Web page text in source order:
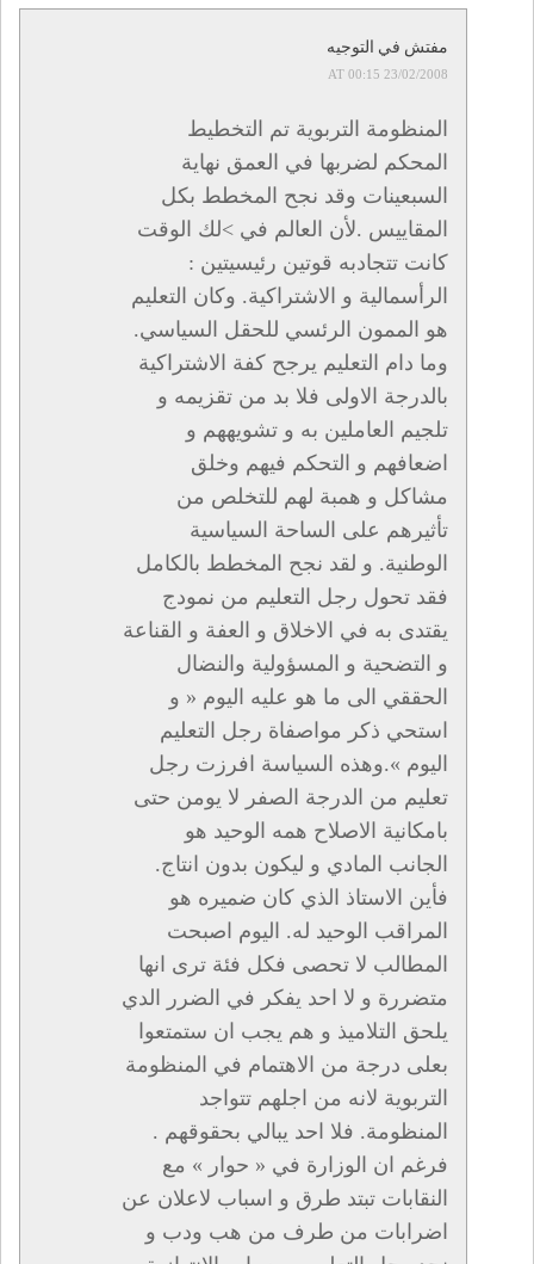
مفتش في التوجيه
23/02/2008 AT 00:15
المنظومة التربوية تم التخطيط
المحكم لضربها في العمق نهاية
السبعينات وقد نجح المخطط بكل
المقاييس .لأن العالم في >لك الوقت
كانت تتجادبه قوتين رئيسيتين :
الرأسمالية و الاشتراكية. وكان التعليم
هو الممون الرئسي للحقل السياسي.
وما دام التعليم يرجح كفة الاشتراكية
بالدرجة الاولى فلا بد من تقزيمه و
تلجيم العاملين به و تشويههم و
اضعافهم و التحكم فيهم وخلق
مشاكل و همبة لهم للتخلص من
تأثيرهم على الساحة السياسية
الوطنية. و لقد نجح المخطط بالكامل
فقد تحول رجل التعليم من نمودج
يقتدى به في الاخلاق و العفة و القناعة
و التضحية و المسؤولية والنضال
الحققي الى ما هو عليه اليوم « و
استحي ذكر مواصفاة رجل التعليم
اليوم ».وهذه السياسة افرزت رجل
تعليم من الدرجة الصفر لا يومن حتى
بامكانية الاصلاح همه الوحيد هو
الجانب المادي و ليكون بدون انتاج.
فأين الاستاذ الذي كان ضميره هو
المراقب الوحيد له. اليوم اصبحت
المطالب لا تحصى فكل فئة ترى انها
متضررة و لا احد يفكر في الضرر الدي
يلحق التلاميذ و هم يجب ان ستمتعوا
بعلى درجة من الاهتمام في المنظومة
التربوية لانه من اجلهم تتواجد
المنظومة. فلا احد يبالي بحقوقهم .
فرغم ان الوزارة في « حوار » مع
النقابات تبتد طرق و اسباب لاعلان عن
اضرابات من طرف من هب ودب و